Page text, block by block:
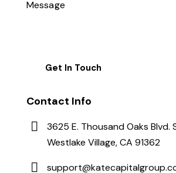
Contact Info
3625 E. Thousand Oaks Blvd.
Westlake Village, CA 91362